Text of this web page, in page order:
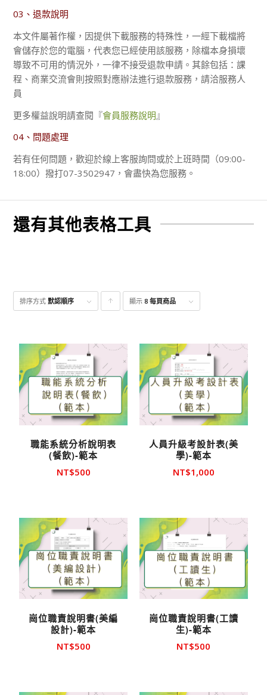
03、退款說明
本文件屬著作權，因提供下載服務的特殊性，一經下載檔將
會儲存於您的電腦，代表您已經使用該服務，除檔本身損壞
導致不可用的情況外，一律不接受退款申請。其餘包括：課
程、商業交流會則按照對應辦法進行退款服務，請洽服務人
員
更多權益說明請查閱『會員服務說明 』
04、問題處理
若有任何問題，歡迎於線上客服詢問或於上班時間（09:00-
18:00）撥打07-3502947，會盡快為您服務。
還有其他表格工具
排序方式默認順序 點
品
顯示8 每頁商品
職能系統分析說明表
(餐飲)-範本
NT$500
人員升級考設計表(美
學)-範本
NT$1,000
崗位職責說明書(美編
設計)-範本
NT$500
崗位職責說明書(工讀
生)-範本
NT$500